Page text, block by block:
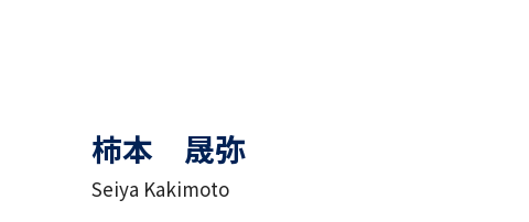
柿本 晟弥
Seiya Kakimoto